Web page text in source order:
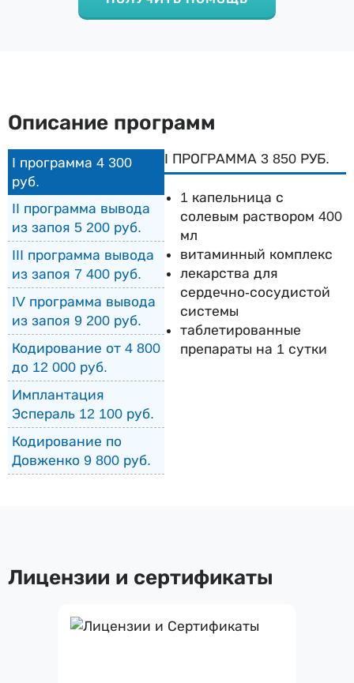
Описание программ
I программа 4 300
руб.
II программа вывода
из запоя 5 200 руб.
III программа вывода
из запоя 7 400 руб.
IV программа вывода
из запоя 9 200 руб.
Кодирование от 4 800
до 12 000 руб.
Имплантация
Эспераль 12 100 руб.
Кодирование по
Довженко 9 800 руб.
I ПРОГРАММА 3 850 РУБ.
1 капельница с
солевым раствором 400
мл
витаминный комплекс
лекарства для
сердечно-сосудистой
системы
таблетированные
препараты на 1 сутки
Лицензии и сертификаты